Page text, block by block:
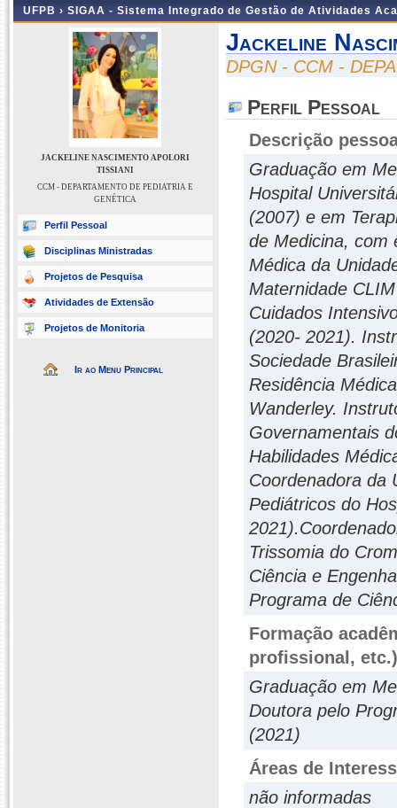
UFPB › SIGAA - Sistema Integrado de Gestão de Atividades
JACKELINE NASCIMENTO APOLORI
TISSIANI
CCM - DEPARTAMENTO DE PEDIATRIA E
GENÉTICA
Perfil Pessoal
Disciplinas Ministradas
Projetos de Pesquisa
Atividades de Extensão
Projetos de Monitoria
Ir ao Menu Principal
Jackeline
DPGN - CCM -
Perfil Pessoal
Descrição
Graduação em
Hospital
(2007) e em
de Medicina, com
Médica da
Maternidade
Cuidados
(2020- 2021).
Sociedade
Residência
Wanderley.
Governamentais
Habilidades
Coordenadora da
Pediátricos do
Trissomia do
Ciência e
Programa de
Formação
profissional, etc.)
Graduação em
Doutora pelo
(2021)
Áreas de
não informadas